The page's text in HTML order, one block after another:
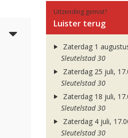
Uitzending gemist?
Luister terug
Zaterdag 1
Sleutelstad 30
Zaterdag 25 juli,
Sleutelstad 30
Zaterdag 18 juli,
Sleutelstad 30
Zaterdag 4 juli,
Sleutelstad 30